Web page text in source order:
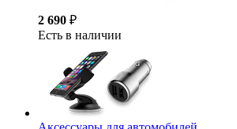
2 690 ₽
Есть в наличии